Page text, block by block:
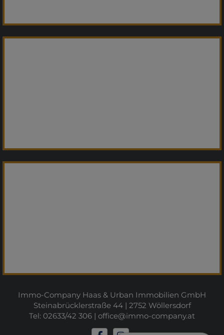
Immo-Company Haas & Urban Immobilien GmbH
Steinabrücklerstraße 44 | 2752 Wöllersdorf
Tel: 02633/42 306 | office@immo-company.at